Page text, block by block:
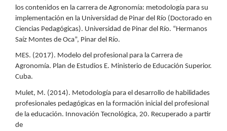
los contenidos en la carrera de Agronomía: metodología para su
implementación en la Universidad de Pinar del Río (Doctorado en
Ciencias Pedagógicas). Universidad de Pinar del Río. “Hermanos
Saíz Montes de Oca”, Pinar del Río.
MES. (2017). Modelo del profesional para la Carrera de
Agronomía. Plan de Estudios E. Ministerio de Educación Superior.
Cuba.
Mulet, M. (2014). Metodología para el desarrollo de habilidades
profesionales pedagógicas en la formación inicial del profesional
de la educación. Innovación Tecnológica, 20. Recuperado a partir
de